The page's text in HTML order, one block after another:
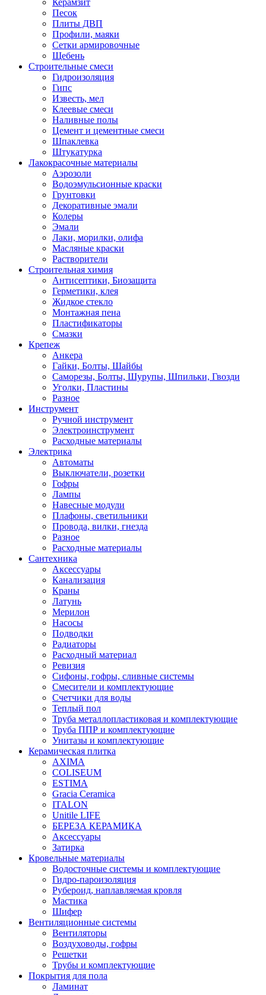
Керамзит
Песок
Плиты ДВП
Профили, маяки
Сетки армировочные
Щебень
Строительные смеси
Гидроизоляция
Гипс
Известь, мел
Клеевые смеси
Наливные полы
Цемент и цементные смеси
Шпаклевка
Штукатурка
Лакокрасочные материалы
Аэрозоли
Водоэмульсионные краски
Грунтовки
Декоративные эмали
Колеры
Эмали
Лаки, морилки, олифа
Масляные краски
Растворители
Строительная химия
Антисептики, Биозащита
Герметики, клея
Жидкое стекло
Монтажная пена
Пластификаторы
Смазки
Крепеж
Анкера
Гайки, Болты, Шайбы
Саморезы, Болты, Шурупы, Шпильки, Гвозди
Уголки, Пластины
Разное
Инструмент
Ручной инструмент
Электроинструмент
Расходные материалы
Электрика
Автоматы
Выключатели, розетки
Гофры
Лампы
Навесные модули
Плафоны, светильники
Провода, вилки, гнезда
Разное
Расходные материалы
Сантехника
Аксессуары
Канализация
Краны
Латунь
Мерилон
Насосы
Подводки
Радиаторы
Расходный материал
Ревизия
Сифоны, гофры, сливные системы
Смесители и комплектующие
Счетчики для воды
Теплый пол
Труба металлопластиковая и комплектующие
Труба ППР и комплектующие
Унитазы и комплектующие
Керамическая плитка
AXIMA
COLISEUM
ESTIMA
Gracia Ceramica
ITALON
Unitile LIFE
БЕРЕЗА КЕРАМИКА
Аксессуары
Затирка
Кровельные материалы
Водосточные системы и комплектующие
Гидро-пароизоляция
Рубероид, наплавляемая кровля
Мастика
Шифер
Вентиляционные системы
Вентиляторы
Воздуховоды, гофры
Решетки
Трубы и комплектующие
Покрытия для пола
Ламинат